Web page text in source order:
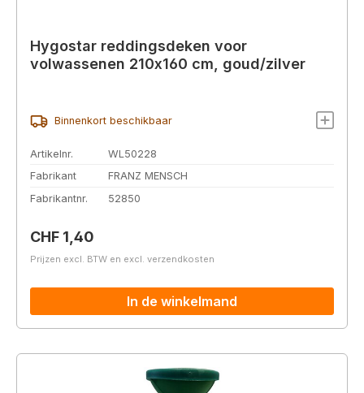
Hygostar reddingsdeken voor
volwassenen 210x160 cm, goud/zilver
Binnenkort beschikbaar
Artikelnr.
WL50228
Fabrikant
FRANZ MENSCH
Fabrikantnr.
52850
Normale prijs:
CHF 1,40
Prijzen excl. BTW en excl. verzendkosten
In de winkelmand